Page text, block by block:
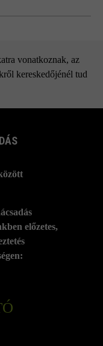
vonatkoznak, az
kereskedőjénél tud
előzetes,